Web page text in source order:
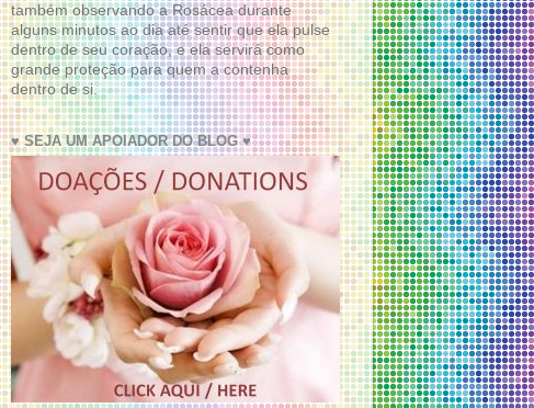
também observando a Rosácea durante
alguns minutos ao dia até sentir que ela pulse
dentro de seu coração, e ela servirá como
grande proteção para quem a contenha
dentro de si.
♥ SEJA UM APOIADOR DO BLOG ♥